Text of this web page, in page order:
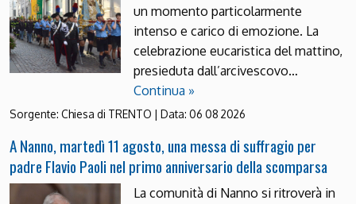
un momento particolarmente
intenso e carico di emozione. La
celebrazione eucaristica del mattino,
presieduta dall’arcivescovo…
Continua »
Sorgente: Chiesa di TRENTO | Data: 06 08 2026
A Nanno, martedì 11 agosto, una messa di suffragio per
padre Flavio Paoli nel primo anniversario della scomparsa
La comunità di Nanno si ritroverà in